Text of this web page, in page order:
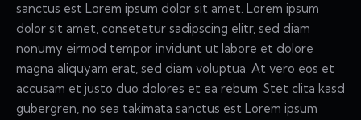
sanctus est Lorem ipsum dolor sit amet. Lorem ipsum
dolor sit amet, consetetur sadipscing elitr, sed diam
nonumy eirmod tempor invidunt ut labore et dolore
magna aliquyam erat, sed diam voluptua. At vero eos et
accusam et justo duo dolores et ea rebum. Stet clita kasd
gubergren, no sea takimata sanctus est Lorem ipsum